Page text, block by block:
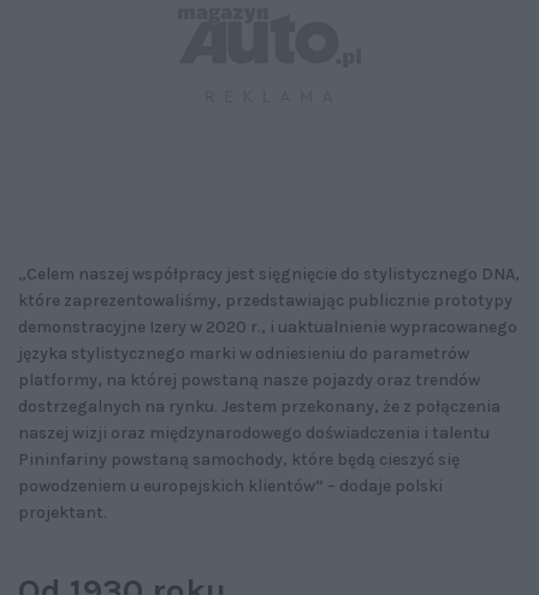
„Celem naszej współpracy jest sięgnięcie do stylistycznego DNA,
które zaprezentowaliśmy, przedstawiając publicznie prototypy
demonstracyjne Izery w 2020 r., i uaktualnienie wypracowanego
języka stylistycznego marki w odniesieniu do parametrów
platformy, na której powstaną nasze pojazdy oraz trendów
dostrzegalnych na rynku. Jestem przekonany, że z połączenia
naszej wizji oraz międzynarodowego doświadczenia i talentu
Pininfariny powstaną samochody, które będą cieszyć się
powodzeniem u europejskich klientów” – dodaje polski
projektant.